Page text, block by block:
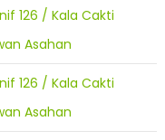
126 / Kala Cakti
Asahan
126 / Kala Cakti
Asahan